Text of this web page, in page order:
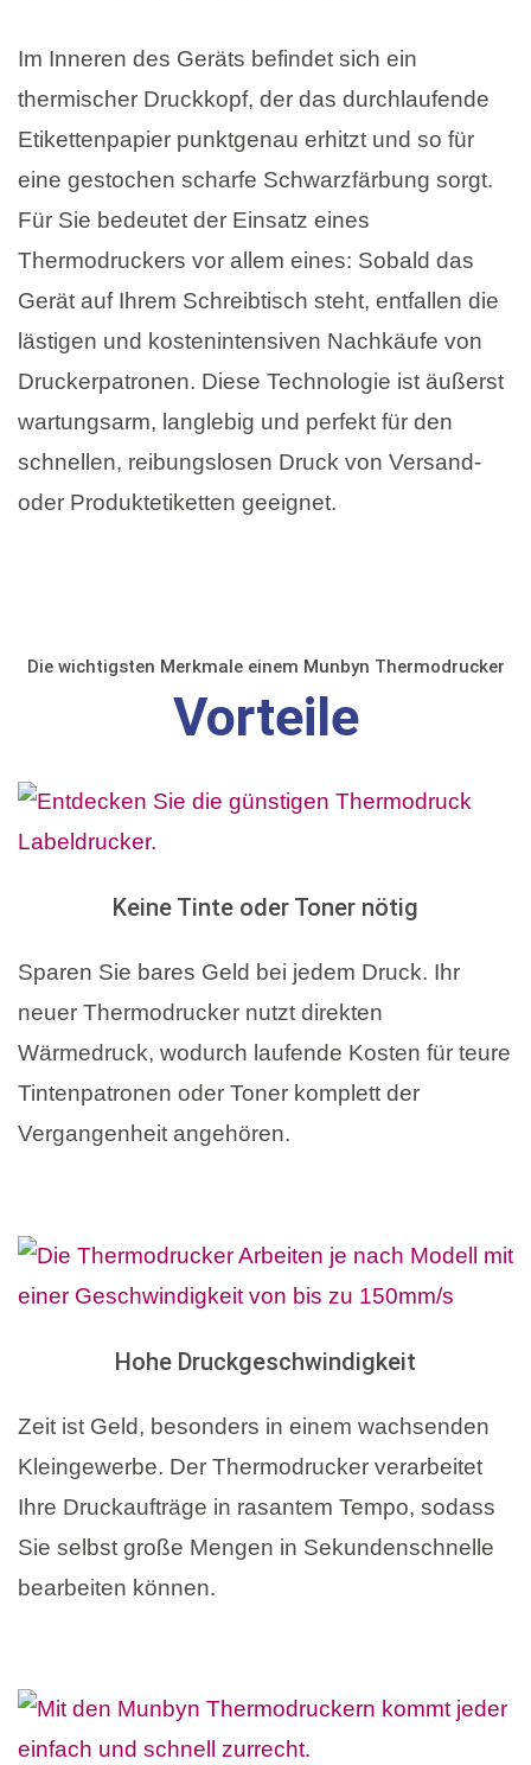
Im Inneren des Geräts befindet sich ein
thermischer Druckkopf, der das durchlaufende
Etikettenpapier punktgenau erhitzt und so für
eine gestochen scharfe Schwarzfärbung sorgt.
Für Sie bedeutet der Einsatz eines
Thermodruckers vor allem eines: Sobald das
Gerät auf Ihrem Schreibtisch steht, entfallen die
lästigen und kostenintensiven Nachkäufe von
Druckerpatronen. Diese Technologie ist äußerst
wartungsarm, langlebig und perfekt für den
schnellen, reibungslosen Druck von Versand-
oder Produktetiketten geeignet.
Die wichtigsten Merkmale einem Munbyn Thermodrucker
Vorteile
Keine Tinte oder Toner nötig
Sparen Sie bares Geld bei jedem Druck. Ihr
neuer Thermodrucker nutzt direkten
Wärmedruck, wodurch laufende Kosten für teure
Tintenpatronen oder Toner komplett der
Vergangenheit angehören.
Hohe Druckgeschwindigkeit
Zeit ist Geld, besonders in einem wachsenden
Kleingewerbe. Der Thermodrucker verarbeitet
Ihre Druckaufträge in rasantem Tempo, sodass
Sie selbst große Mengen in Sekundenschnelle
bearbeiten können.